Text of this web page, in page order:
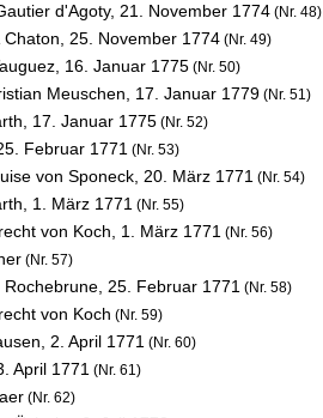
d'Agoty, 21. November 1774 (Nr. 48)
25. November 1774 (Nr. 49)
16. Januar 1775 (Nr. 50)
Meuschen, 17. Januar 1779 (Nr. 51)
17. Januar 1775 (Nr. 52)
Februar 1771 (Nr. 53)
von Sponeck, 20. März 1771 (Nr. 54)
1. März 1771 (Nr. 55)
von Koch, 1. März 1771 (Nr. 56)
(Nr. 57)
25. Februar 1771 (Nr. 58)
von Koch (Nr. 59)
2. April 1771 (Nr. 60)
April 1771 (Nr. 61)
(Nr. 62)